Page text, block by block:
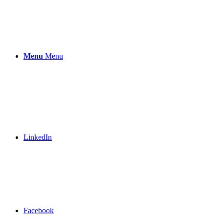
Menu Menu
LinkedIn
Facebook